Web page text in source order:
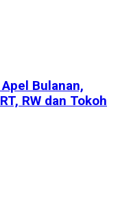
Bulanan,
RW dan Tokoh